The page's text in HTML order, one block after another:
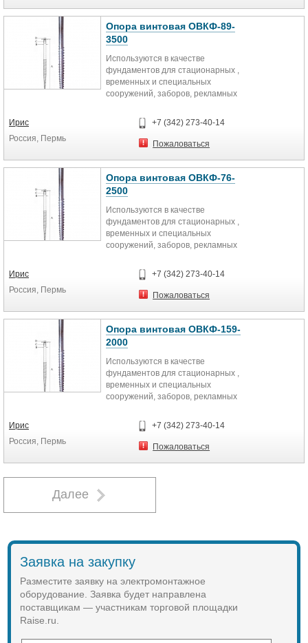
спектра действия.
Подразделяются по высоте и
конфигурации стволов, по
количеству ярусов и антенн в
каждом ярусе.
Опора винтовая ОВКФ-89-
3500
Используются в качестве
фундаментов для стационарных ,
временных и специальных
сооружений, заборов, рекламных
откосов, при возведении причалов,
мостов и т.п.
Ирис
Россия, Пермь
+7 (342) 273-40-14
Пожаловаться
Опора винтовая ОВКФ-76-
2500
Используются в качестве
фундаментов для стационарных ,
временных и специальных
сооружений, заборов, рекламных
откосов, при возведении причалов,
мостов и т.п.
Ирис
Россия, Пермь
+7 (342) 273-40-14
Пожаловаться
Опора винтовая ОВКФ-159-
2000
Используются в качестве
фундаментов для стационарных ,
временных и специальных
сооружений, заборов, рекламных
откосов, при возведении причалов,
мостов и т.п.
Ирис
Россия, Пермь
+7 (342) 273-40-14
Пожаловаться
Далее
Заявка на закупку
Разместите заявку на электромонтажное
оборудование. Заявка будет направлена
поставщикам — участникам торговой площадки
Raise.ru.